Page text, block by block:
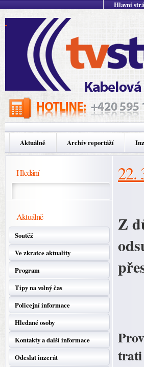
Hlavní
Aktuálně Archív reportáží
Hledání
Aktuálně
Soutěž
Ve zkratce aktuality
Program
Tipy na volný čas
Policejní informace
Hledané osoby
Kontakty a další informace
Odeslat inzerát
22.
Z
trati